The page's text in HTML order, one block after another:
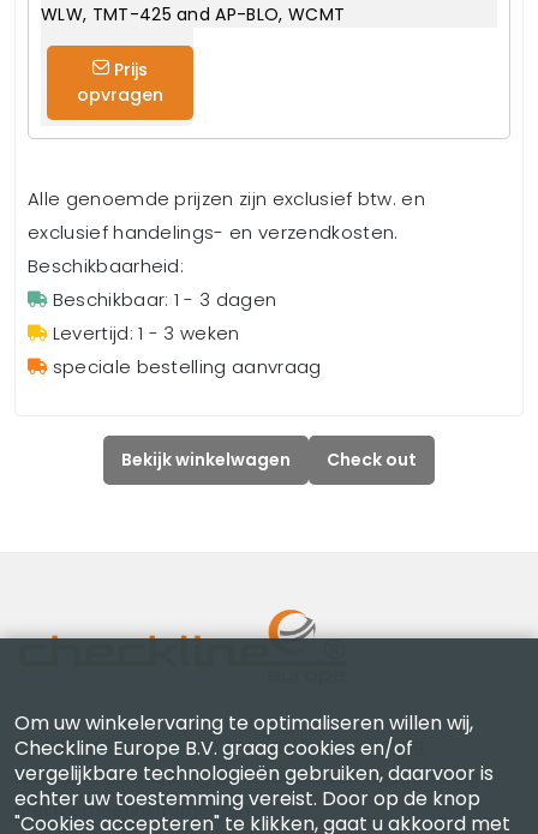
WLW, TMT-425 and AP-BLO, WCMT
Prijs
opvragen
Alle genoemde prijzen zijn exclusief btw. en
exclusief handelings- en verzendkosten.
Beschikbaarheid:
Beschikbaar: 1 - 3 dagen
Levertijd: 1 - 3 weken
speciale bestelling aanvraag
Bekijk winkelwagen Check out
Checkline Europe B.V. — specialisten in levering,
kalibratie, certificering en reparatie van hoogwaardige
precisiemeetinstrumenten.
Om uw winkelervaring te optimaliseren willen wij,
Checkline Europe B.V. graag cookies en/of
vergelijkbare technologieën gebruiken, daarvoor is
echter uw toestemming vereist. Door op de knop
"Cookies accepteren" te klikken, gaat u akkoord met